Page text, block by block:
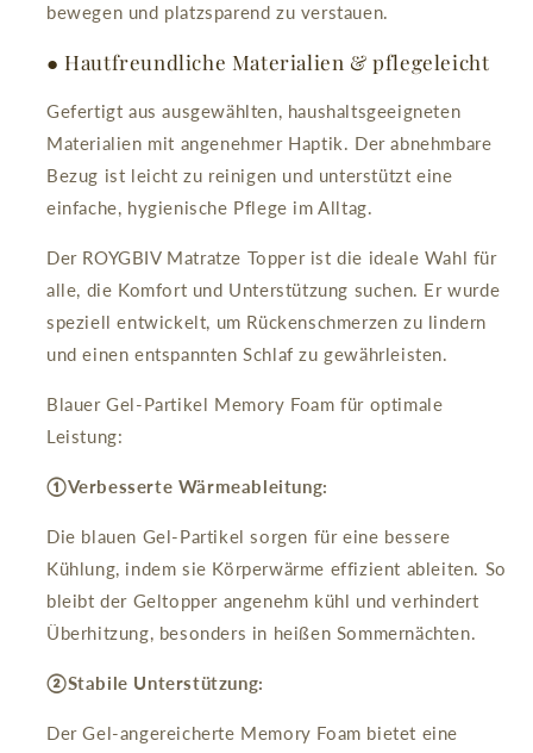
bewegen und platzsparend zu verstauen.
● Hautfreundliche Materialien & pflegeleicht
Gefertigt aus ausgewählten, haushaltsgeeigneten
Materialien mit angenehmer Haptik. Der abnehmbare
Bezug ist leicht zu reinigen und unterstützt eine
einfache, hygienische Pflege im Alltag.
Der ROYGBIV Matratze Topper ist die ideale Wahl für
alle, die Komfort und Unterstützung suchen. Er wurde
speziell entwickelt, um Rückenschmerzen zu lindern
und einen entspannten Schlaf zu gewährleisten.
Blauer Gel-Partikel Memory Foam für optimale
Leistung:
①Verbesserte Wärmeableitung:
Die blauen Gel-Partikel sorgen für eine bessere
Kühlung, indem sie Körperwärme effizient ableiten. So
bleibt der Geltopper angenehm kühl und verhindert
Überhitzung, besonders in heißen Sommernächten.
②Stabile Unterstützung:
Der Gel-angereicherte Memory Foam bietet eine